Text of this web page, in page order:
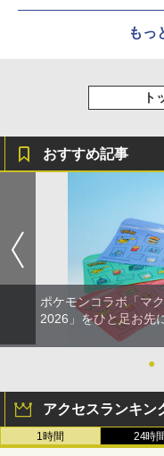
もっ
ト
おすすめ記事
ポケモンコラボ「マ
2026」をひと足お先
●
アクセスランキン
1時間 24時